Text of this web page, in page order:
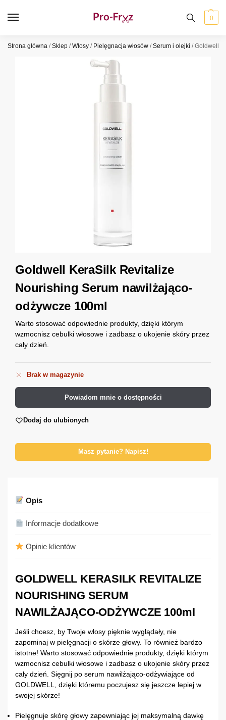
0
Strona główna /Sklep /Włosy / Pielęgnacja włosów /Serum i olejki /Goldwell
Goldwell KeraSilk Revitalize
Nourishing Serum nawilżająco-
odżywcze 100ml
Warto stosować odpowiednie produkty, dzięki którym
wzmocnisz cebulki włosowe i zadbasz o ukojenie skóry przez
cały dzień.
Brak w magazynie
Powiadom mnie o dostępności
Dodaj do ulubionych
Masz pytanie? Napisz!
Opis
Informacje dodatkowe
Opinie klientów
GOLDWELL KERASILK REVITALIZE
NOURISHING SERUM
NAWILŻAJĄCO-ODŻYWCZE 100ml
Jeśli chcesz, by Twoje włosy pięknie wyglądały, nie
zapominaj w pielęgnacji o skórze głowy. To również bardzo
istotne! Warto stosować odpowiednie produkty, dzięki którym
wzmocnisz cebulki włosowe i zadbasz o ukojenie skóry przez
cały dzień. Sięgnij po serum nawilżająco-odżywiające od
GOLDWELL, dzięki któremu poczujesz się jeszcze lepiej w
swojej skórze!
Pielęgnuje skórę głowy zapewniając jej maksymalną dawkę